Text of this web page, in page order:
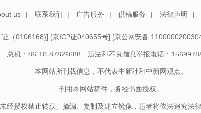
us | 联系我们 | 广告服务 | 供稿服务 | 法律声明 |
证（0106168)] [京ICP证040655号] [京公网安备
总机：86-10-87826688 违法和不良信息举报电话：
本网站所刊载信息，不代表中新社和中新网观点。
刊用本网站稿件，务经书面授权。
未经授权禁止转载、摘编、复制及建立镜像，违者将依法追究法律